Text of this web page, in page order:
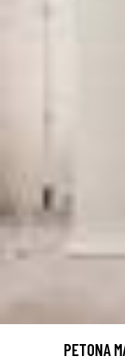
PETONA